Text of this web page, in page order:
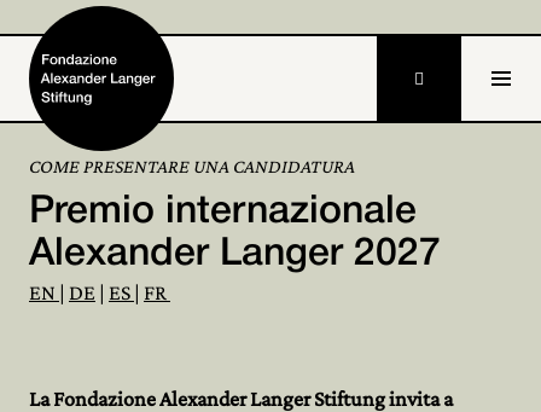
Home
Fondazione

COME PRESENTARE UNA CANDIDATURA
Premio internazionale
Alexander Langer 2027
EN | DE | ES | FR
La Fondazione Alexander Langer Stiftung invita a